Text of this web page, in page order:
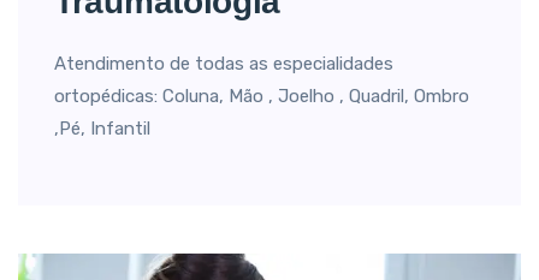
Atendimento de todas as especialidades
ortopédicas: Coluna, Mão , Joelho , Quadril, Ombro
,Pé, Infantil